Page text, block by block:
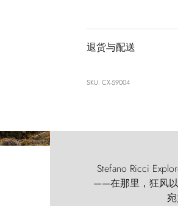
退货与配送
SKU: CX-59004
Stefano Ricci
——在那里，狂风以